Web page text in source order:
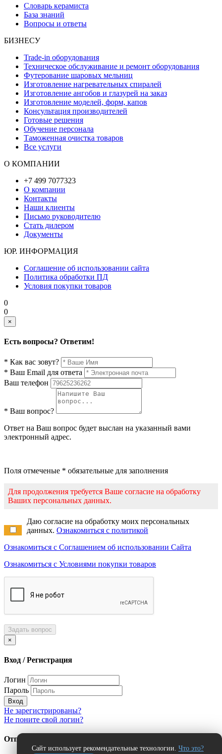
Словарь керамиста
База знаний
Вопросы и ответы
БИЗНЕСУ
Trade-in оборудования
Техническое обслуживание и ремонт оборудования
Футерование шаровых мельниц
Изготовление нагревательных спиралей
Изготовление ангобов и глазурей на заказ
Изготовление моделей, форм, капов
Консультация производителей
Готовые решения
Обучение персонала
Таможенная очистка товаров
Все услуги
О КОМПАНИИ
+7 499 7077323
О компании
Контакты
Наши клиенты
Письмо руководителю
Стать дилером
Документы
ЮР. ИНФОРМАЦИЯ
Соглашение об использовании сайта
Политика обработки ПД
Условия покупки товаров
Сайт использует рекомендательные технологии. Что это?
0
0
×
Есть вопросы? Ответим!
* Как вас зовут?
* Ваш Email для ответа
Ваш телефон
* Ваш вопрос?
Ответ на Ваш вопрос будет выслан на указанный вами
электронный адрес.
Поля отмеченые * обязательные для заполнения
Для продолжения требуется Ваше согласие на обработку
Ваших персональных данных.
Даю согласие на обработку моих персональных
данных. Ознакомиться с политикой
Ознакомиться с Соглашением об использовании Сайта
Ознакомиться с Условиями покупки товаров
Задать вопрос
×
Вход / Регистрация
Логин
Пароль
Вход
Не зарегистрированы?
Не поните свой логин?
Отправить сообщение об ошибке?